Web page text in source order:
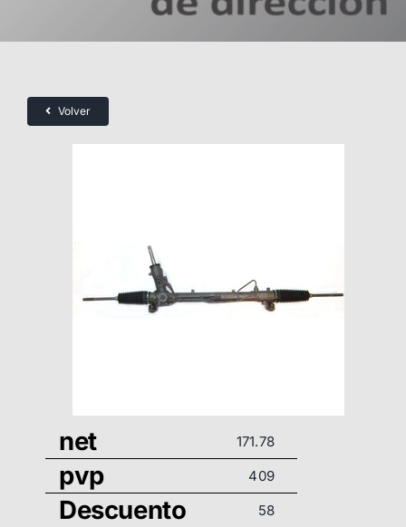
Volver
net 171.78
pvp 409
Descuento 58